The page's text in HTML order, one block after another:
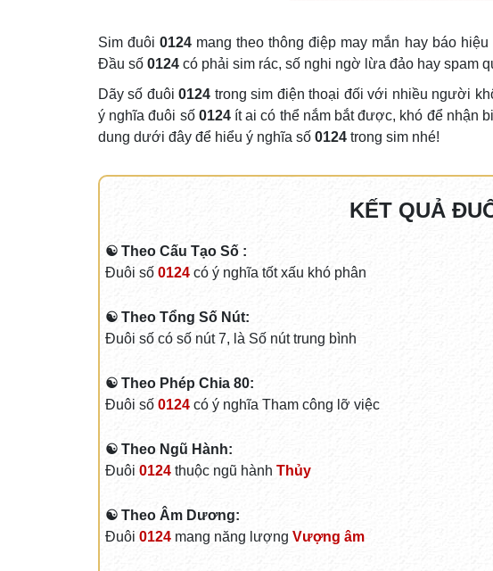
Sim đuôi0124 mang theo thông điệp may mắn hay báo
Đầu số 0124 có phải sim rác, số nghi ngờ lừa đảo hay spam
Dãy số đuôi0124 trong sim điện thoại đối với nhiều người
ý nghĩa đuôi số 0124ít ai có thể nắm bắt được, khó để nhận
dung dưới đây để hiểu ý nghĩa số 0124 trong sim nhé!
KẾT QUẢ
☯ Theo Cấu Tạo Số :
Đuôi số 0124có ý nghĩa tốt xấu khó phân
☯ Theo Tổng Số Nút:
Đuôi số có số nút 7, là Số nút trung bình
☯ Theo Phép Chia 80:
Đuôi số 0124có ý nghĩa Tham công lỡ việc
☯ Theo Ngũ Hành:
Đuôi 0124thuộc ngũ hành Thủy
☯ Theo Âm Dương:
Đuôi 0124mang năng lượng Vượng âm